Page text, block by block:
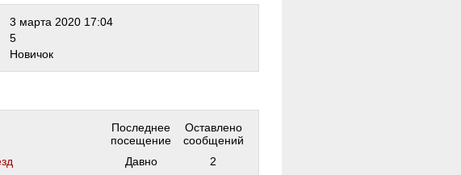
3 марта 2020 17:04
5
Новичок
Последнее
посещение
Оставлено
сообщений
Давно
2